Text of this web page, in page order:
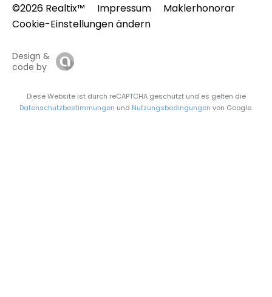
©2026 Realtix™ Impressum
Maklerhonorar
Cookie-Einstellungen ändern
Design &
code by
Diese Website ist durch reCAPTCHA geschützt und es gelten die
Datenschutzbestimmungen und Nutzungsbedingungen von Google.